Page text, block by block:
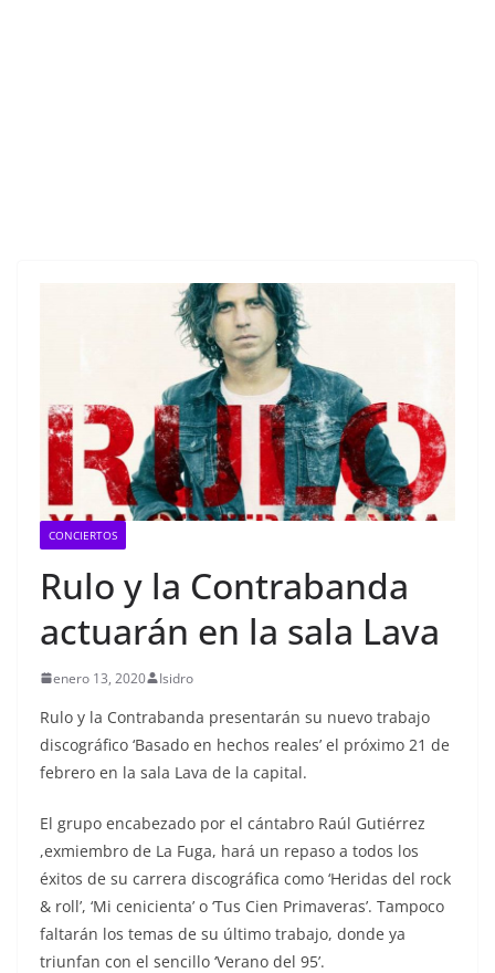
CONCIERTOS
Rulo y la Contrabanda
actuarán en la sala Lava
enero 13, 2020 Isidro
Rulo y la Contrabanda presentarán su nuevo trabajo
discográfico ‘Basado en hechos reales’ el próximo 21 de
febrero en la sala Lava de la capital.
El grupo encabezado por el cántabro Raúl Gutiérrez
,exmiembro de La Fuga, hará un repaso a todos los
éxitos de su carrera discográfica como ‘Heridas del rock
& roll’, ‘Mi cenicienta’ o ‘Tus Cien Primaveras’. Tampoco
faltarán los temas de su último trabajo, donde ya
triunfan con el sencillo ‘Verano del 95’.